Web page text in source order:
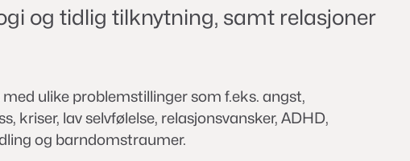
og tidlig tilknytning, samt relasjoner
ulike problemstillinger som f.eks. angst,
kriser, lav selvfølelse, relasjonsvansker, ADHD,
og barndomstraumer.